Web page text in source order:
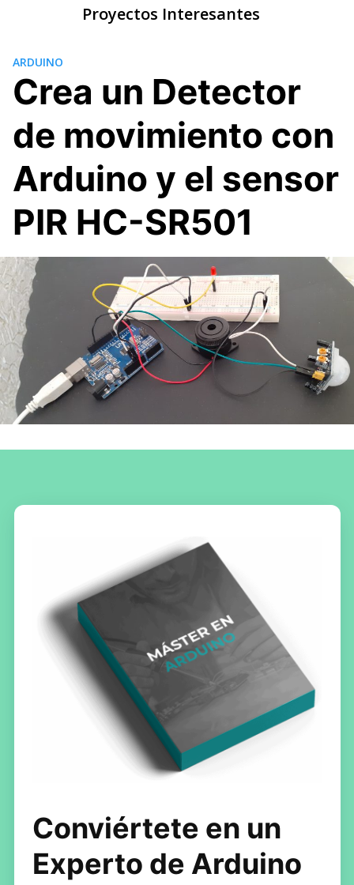
Proyectos Interesantes
ARDUINO
Crea un Detector
de movimiento con
Arduino y el sensor
PIR HC-SR501
Conviértete en un
Experto de Arduino